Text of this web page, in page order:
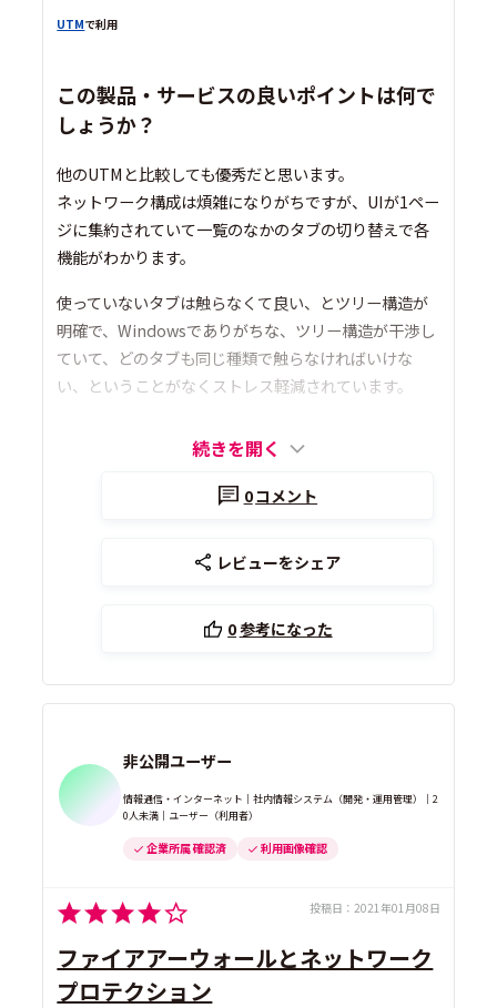
UTMで利用
この製品・サービスの良いポイントは何で
しょうか？
他のUTMと比較しても優秀だと思います。
ネットワーク構成は煩雑になりがちですが、UIが1ペー
ジに集約されていて一覧のなかのタブの切り替えで各
機能がわかります。
使っていないタブは触らなくて良い、とツリー構造が
明確で、Windowsでありがちな、ツリー構造が干渉し
ていて、どのタブも同じ種類で触らなければいけな
い、ということがなくストレス軽減されています。
続きを開く
0コメント
レビューをシェア
0参考になった
非公開ユーザー
情報通信・インターネット｜社内情報システム（開発・運用管理）｜2
0人未満｜ユーザー（利用者）
企業所属 確認済 利用画像確認
投稿日： 2021年01月08日
ファイアアーウォールとネットワーク
プロテクション